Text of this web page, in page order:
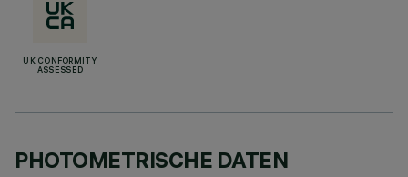
UK CONFORMITY
ASSESSED
PHOTOMETRISCHE DATEN